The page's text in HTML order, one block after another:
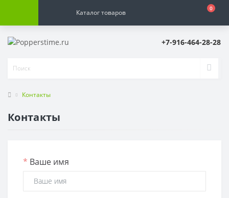
Каталог товаров 0
+7-916-464-28-28
Контакты
Контакты
* Ваше имя